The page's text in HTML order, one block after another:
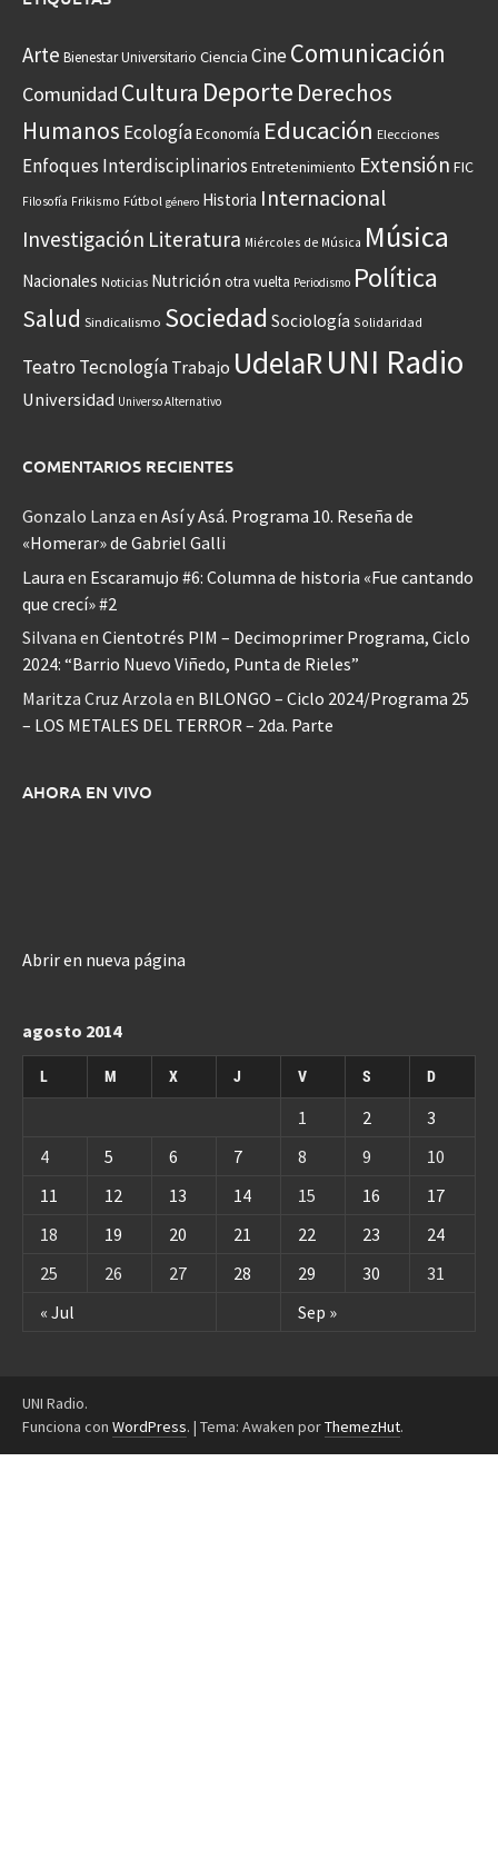
Arte Bienestar Universitario Ciencia CineComunicación
Comunidad Cultura Deporte Derechos
Humanos EcologíaEconomía Educación Elecciones
Enfoques Interdisciplinarios Entretenimiento Extensión FIC
Filosofía Frikismo Fútbol género Historia Internacional
Investigación Literatura Miércoles de Música Música
Nacionales Noticias Nutrición otra vuelta Periodismo Política
Salud Sindicalismo Sociedad Sociología Solidaridad
Teatro Tecnología Trabajo UdelaRUNI Radio
Universidad Universo Alternativo
COMENTARIOS RECIENTES
Gonzalo Lanza en Así y Asá. Programa 10. Reseña de
«Homerar» de Gabriel Galli
Laura en Escaramujo #6: Columna de historia «Fue cantando
que crecí» #2
Silvana en Cientotrés PIM – Decimoprimer Programa, Ciclo
2024: “Barrio Nuevo Viñedo, Punta de Rieles”
Maritza Cruz Arzola en BILONGO – Ciclo 2024/Programa 25
– LOS METALES DEL TERROR – 2da. Parte
AHORA EN VIVO
Abrir en nueva página
agosto 2014
L M X J V S D
« Jul Sep »
1 2
3
4
5 6 7 8 9
10
11
12 13 14 15 16
17
18
19 20 21 22 23
24
25
26 27 28 29 30 31
UNI Radio.
Funciona con WordPress. | Tema: Awaken porThemezHut.